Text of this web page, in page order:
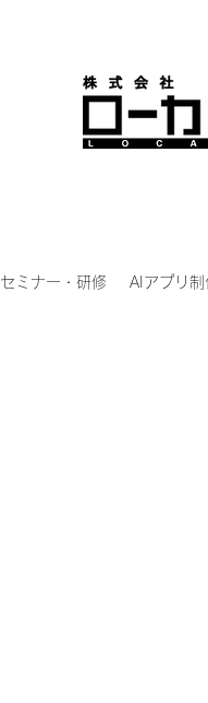
セミナー・研修 AIアプリ制